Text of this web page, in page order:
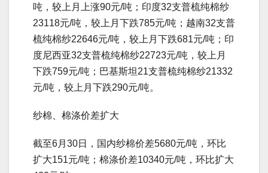
吨，较上月上涨90元/吨；印度32支普梳纯棉纱
23118元/吨，较上月下跌785元/吨；越南32支普
梳纯棉纱22646元/吨，较上月下跌681元/吨；印
度尼西亚32支普梳纯棉纱22723元/吨，较上月
下跌759元/吨；巴基斯坦21支普梳纯棉纱21332
元/吨，较上月下跌290元/吨。
纱棉、棉涤价差扩大
截至6月30日，国内纱棉价差5680元/吨，环比
扩大151元/吨；棉涤价差10340元/吨，环比扩大